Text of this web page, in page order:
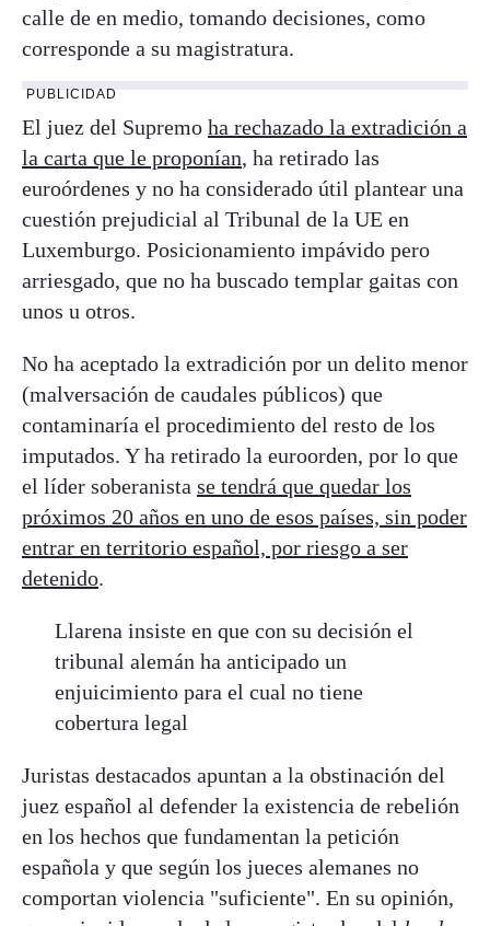
calle de en medio, tomando decisiones, como
corresponde a su magistratura.
PUBLICIDAD
El juez del Supremo ha rechazado la extradición a
la carta que le proponían, ha retirado las
euroórdenes y no ha considerado útil plantear una
cuestión prejudicial al Tribunal de la UE en
Luxemburgo. Posicionamiento impávido pero
arriesgado, que no ha buscado templar gaitas con
unos u otros.
No ha aceptado la extradición por un delito menor
(malversación de caudales públicos) que
contaminaría el procedimiento del resto de los
imputados. Y ha retirado la euroorden, por lo que
el líder soberanista se tendrá que quedar los
próximos 20 años en uno de esos países, sin poder
entrar en territorio español, por riesgo a ser
detenido.
Llarena insiste en que con su decisión el
tribunal alemán ha anticipado un
enjuicimiento para el cual no tiene
cobertura legal
Juristas destacados apuntan a la obstinación del
juez español al defender la existencia de rebelión
en los hechos que fundamentan la petición
española y que según los jueces alemanes no
comportan violencia "suficiente". En su opinión,